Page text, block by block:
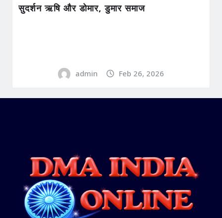
सुदर्शन ऋषि और डोमार, डुमार समाज
admin Feb 26, 2026